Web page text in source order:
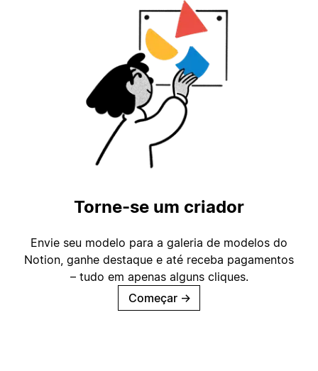
Torne-se um criador
Envie seu modelo para a galeria de modelos do
Notion, ganhe destaque e até receba pagamentos
– tudo em apenas alguns cliques.
Começar →